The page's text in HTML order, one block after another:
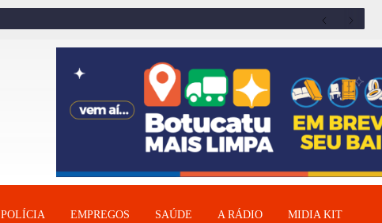
POLÍCIA EMPREGOS SAÚDE A RÁDIO MIDIA KIT